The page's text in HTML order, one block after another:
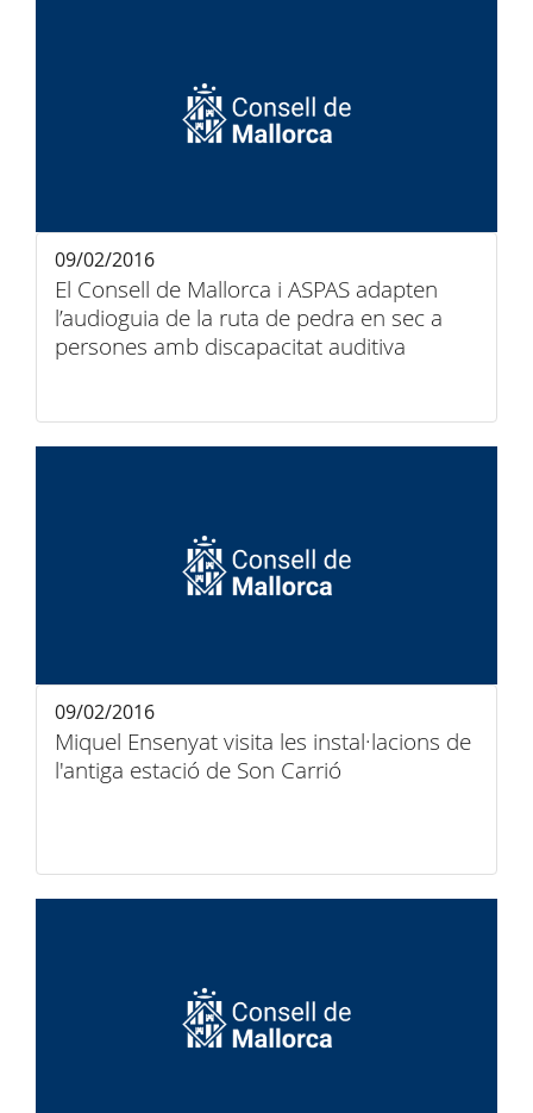
El Consell de Mallorca i ASPAS adapten
l’audioguia de la ruta de pedra en sec a
persones amb discapacitat auditiva
09/02/2016
Miquel Ensenyat visita les instal·lacions de
l'antiga estació de Son Carrió
09/02/2016